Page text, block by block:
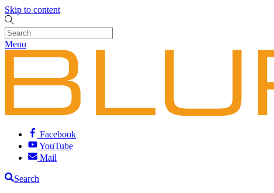
Skip to content
Menu
Facebook
YouTube
Mail
Search